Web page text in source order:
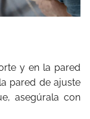
y en la pared
pared de ajuste
asegúrala con